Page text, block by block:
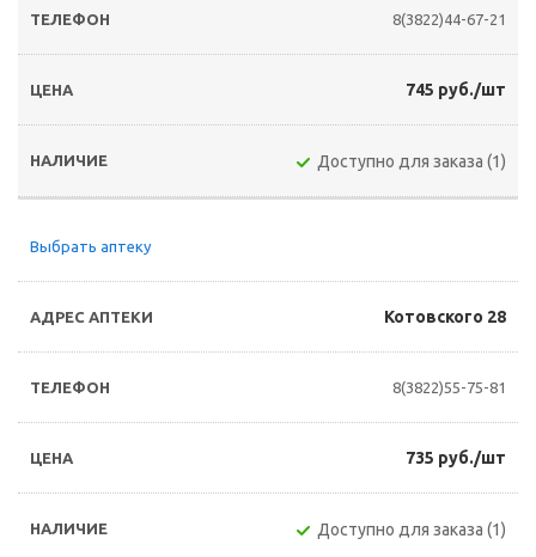
8(3822)44-67-21
745 руб./шт
Доступно для заказа (1)
Выбрать аптеку
Котовского 28
8(3822)55-75-81
735 руб./шт
Доступно для заказа (1)